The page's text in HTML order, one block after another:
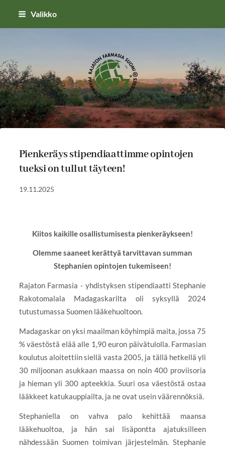
Siirry
Valikko
RAJATON SUOMI RY
Pienkeräys stipendiaattimme opintojen
tueksi on tullut täyteen!
19.11.2025
Kiitos kaikille osallistumisesta pienkeräykseen!
Olemme saaneet kerättyä tarvittavan summan
Stephanien opintojen tukemiseen!
Rajaton Farmasia - yhdistyksen stipendiaatti Stephanie
Rakotomalala Madagaskarilta oli syksyllä 2024
tutustumassa Suomen lääkehuoltoon.
Madagaskar on yksi maailman köyhimpiä maita, jossa 75
% väestöstä elää alle 1,90 euron päivätulolla. Farmasian
koulutus aloitettiin siellä vasta 2005, ja tällä hetkellä yli
30 miljoonan asukkaan maassa on noin 400 proviisoria
ja hieman yli 300 apteekkia. Suuri osa väestöstä ostaa
lääkkeet katukauppiailta, ja ne ovat usein väärennöksiä.
Stephaniella on vahva palo kehittää maansa
lääkehuoltoa, ja hän sai lisäpontta ajatuksilleen
nähdessään Suomen toimivan järjestelmän. Stephanie